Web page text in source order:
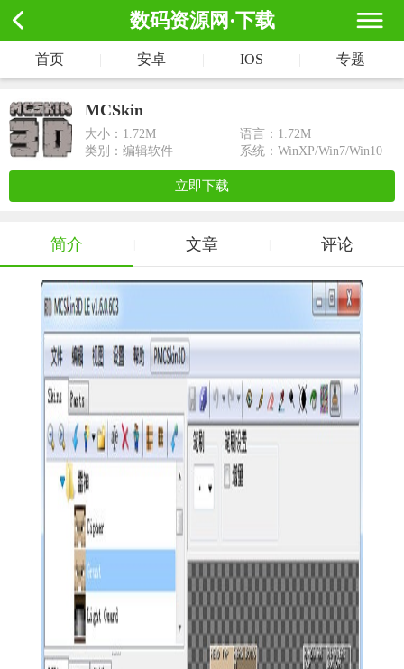
数码资源网·下载
首页 安卓 IOS 专题
MCSkin
大小： 1.72M
语言：1.72M
类别：编辑软件
系统：WinXP/Win7/Win10
立即下载
简介 文章 评论